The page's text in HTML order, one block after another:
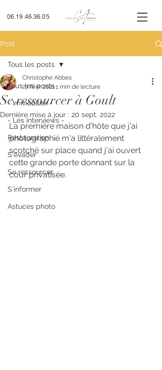
06.19.46.36.05
Post
Tous les posts
- Immobilier -
- Les interviews -
Restauration
S'évader
Se ressourcer
S'informer
Astuces photo
Tous les posts
Se ressourcer à Goult
Christophe Abbes
27 févr. 20211 min de lecture
Dernière mise à jour : 20 sept. 2022
La première maison d'hôte que j'ai
photographié m'a littéralement
scotché sur place quand j'ai ouvert
cette grande porte donnant sur la
cour privatisée.